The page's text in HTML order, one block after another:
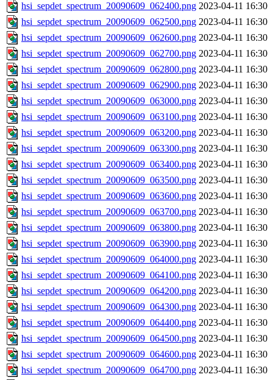
hsi_sepdet_spectrum_20090609_062400.png 2023-04-11 16:30
hsi_sepdet_spectrum_20090609_062500.png 2023-04-11 16:30
hsi_sepdet_spectrum_20090609_062600.png 2023-04-11 16:30
hsi_sepdet_spectrum_20090609_062700.png 2023-04-11 16:30
hsi_sepdet_spectrum_20090609_062800.png 2023-04-11 16:30
hsi_sepdet_spectrum_20090609_062900.png 2023-04-11 16:30
hsi_sepdet_spectrum_20090609_063000.png 2023-04-11 16:30
hsi_sepdet_spectrum_20090609_063100.png 2023-04-11 16:30
hsi_sepdet_spectrum_20090609_063200.png 2023-04-11 16:30
hsi_sepdet_spectrum_20090609_063300.png 2023-04-11 16:30
hsi_sepdet_spectrum_20090609_063400.png 2023-04-11 16:30
hsi_sepdet_spectrum_20090609_063500.png 2023-04-11 16:30
hsi_sepdet_spectrum_20090609_063600.png 2023-04-11 16:30
hsi_sepdet_spectrum_20090609_063700.png 2023-04-11 16:30
hsi_sepdet_spectrum_20090609_063800.png 2023-04-11 16:30
hsi_sepdet_spectrum_20090609_063900.png 2023-04-11 16:30
hsi_sepdet_spectrum_20090609_064000.png 2023-04-11 16:30
hsi_sepdet_spectrum_20090609_064100.png 2023-04-11 16:30
hsi_sepdet_spectrum_20090609_064200.png 2023-04-11 16:30
hsi_sepdet_spectrum_20090609_064300.png 2023-04-11 16:30
hsi_sepdet_spectrum_20090609_064400.png 2023-04-11 16:30
hsi_sepdet_spectrum_20090609_064500.png 2023-04-11 16:30
hsi_sepdet_spectrum_20090609_064600.png 2023-04-11 16:30
hsi_sepdet_spectrum_20090609_064700.png 2023-04-11 16:30